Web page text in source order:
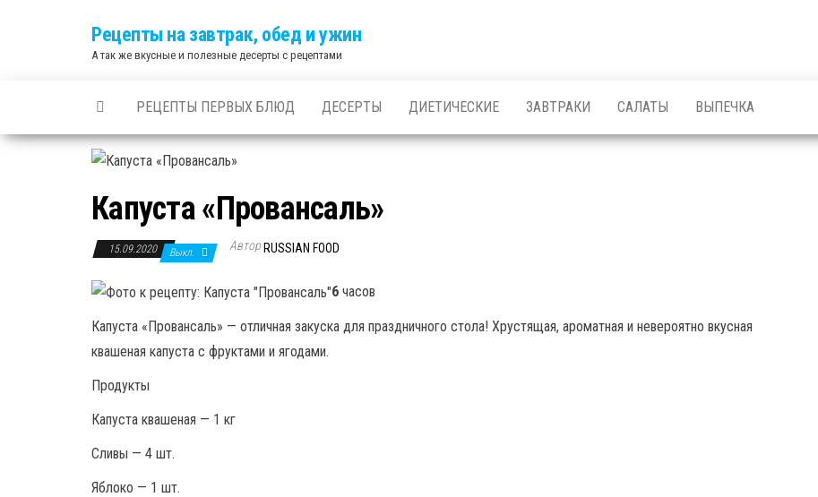
Рецепты на завтрак, обед и ужин
А так же вкусные и полезные десерты с рецептами
РЕЦЕПТЫ ПЕРВЫХ БЛЮД ДЕСЕРТЫ ДИЕТИЧЕСКИЕ ЗАВТРАКИ САЛАТЫ ВЫПЕЧКА
Капуста «Провансаль»
15.09.2020 Выкл. Автор RUSSIAN FOOD
6 часов
Капуста «Провансаль» — отличная закуска для праздничного стола! Хрустящая, ароматная и невероятно вкусная
квашеная капуста с фруктами и ягодами.
Продукты
Капуста квашеная — 1 кг
Сливы — 4 шт.
Яблоко — 1 шт.